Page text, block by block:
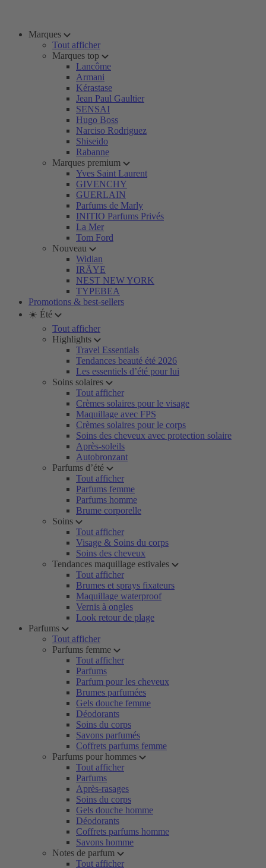
Marques
Tout afficher
Marques top
Lancôme
Armani
Kérastase
Jean Paul Gaultier
SENSAI
Hugo Boss
Narciso Rodriguez
Shiseido
Rabanne
Marques premium
Yves Saint Laurent
GIVENCHY
GUERLAIN
Parfums de Marly
INITIO Parfums Privés
La Mer
Tom Ford
Nouveau
Widian
IRÄYE
NEST NEW YORK
TYPEBEA
Promotions & best-sellers
☀️ Été
Tout afficher
Highlights
Travel Essentials
Tendances beauté été 2026
Les essentiels d’été pour lui
Soins solaires
Tout afficher
Crèmes solaires pour le visage
Maquillage avec FPS
Crèmes solaires pour le corps
Soins des cheveux avec protection solaire
Après-soleils
Autobronzant
Parfums d’été
Tout afficher
Parfums femme
Parfums homme
Brume corporelle
Soins
Tout afficher
Visage & Soins du corps
Soins des cheveux
Tendances maquillage estivales
Tout afficher
Brumes et sprays fixateurs
Maquillage waterproof
Vernis à ongles
Look retour de plage
Parfums
Tout afficher
Parfums femme
Tout afficher
Parfums
Parfum pour les cheveux
Brumes parfumées
Gels douche femme
Déodorants
Soins du corps
Savons parfumés
Coffrets parfums femme
Parfums pour hommes
Tout afficher
Parfums
Après-rasages
Soins du corps
Gels douche homme
Déodorants
Coffrets parfums homme
Savons homme
Notes de parfum
Tout afficher